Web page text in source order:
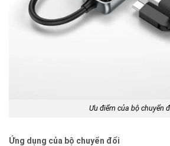
Ưu điểm của bộ chuyển
Ứng dụng của bộ chuyển đổi